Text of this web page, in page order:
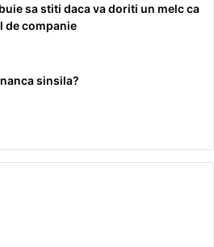
sa stiti daca va doriti un melc ca
de companie
sinsila?